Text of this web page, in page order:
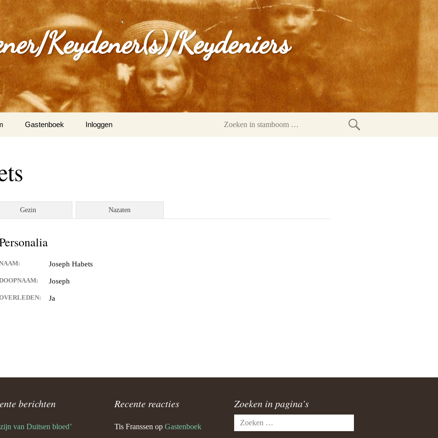
Keydener(s)/Keydeniers
en Tina Vleugels
(Wittem)
en Louisa Sintzen
en Anneke Spaaij
en Trine Van
Keijdener en Riet Jansen
Gastenboek
Inloggen
Zoeken
Gezin Nazaten
Joseph Habets
Joseph
Ja
berichten
van Duitsen bloed’
Recente reacties
Tis Franssen op Gastenboek
Zoeken in pagina’s
Zoeken
naar: